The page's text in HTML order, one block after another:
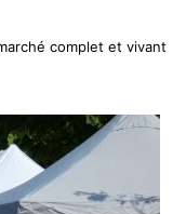
complet et vivant